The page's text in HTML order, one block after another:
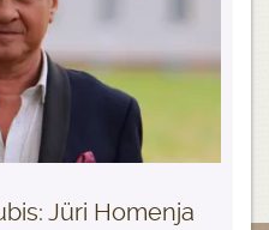
Jüri Homenja